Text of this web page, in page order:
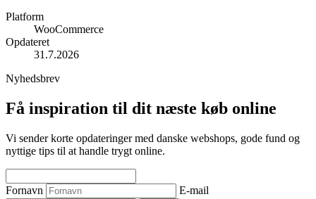
Platform
WooCommerce
Opdateret
31.7.2026
Nyhedsbrev
Få inspiration til dit næste køb online
Vi sender korte opdateringer med danske webshops, gode fund og
nyttige tips til at handle trygt online.
Fornavn E-mail